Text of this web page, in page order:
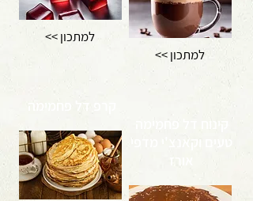
<< למתכון
קינוח דל פחמימה
טעים וקאנצ'י מדפי
אורז
<< למתכון
קרפ דל פחמימה